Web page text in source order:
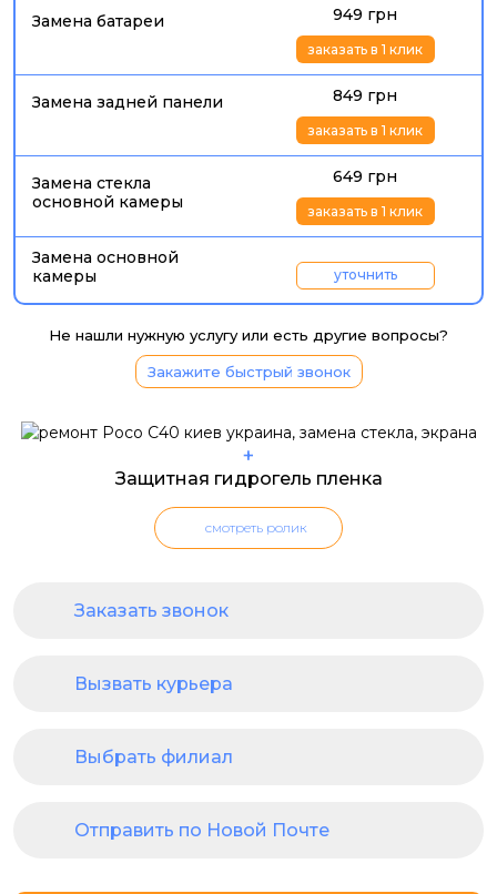
Замена батареи 949 грн
заказать в 1 клик
Замена задней панели 849 грн
заказать в 1 клик
Замена стекла
основной камеры
649 грн
заказать в 1 клик
Замена основной
камеры
уточнить
Не нашли нужную услугу или есть другие вопросы?
Закажите быстрый звонок
+
Защитная гидрогель пленка
смотреть ролик
Заказать звонок
Вызвать курьера
Выбрать филиал
Отправить по Новой Почте